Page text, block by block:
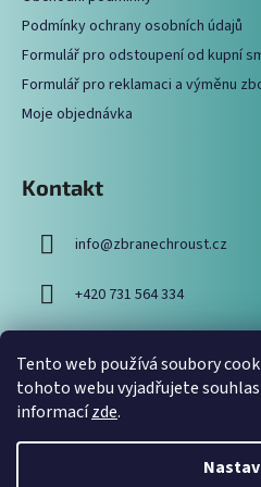
Tento web používá soubory
tohoto webu vyjadřujete
informacízde.
Podmínky ochrany osobních údajů
Formulář pro odstoupení od kupní
Formulář pro reklamaci a výměnu
Moje objednávka
Kontakt
info@zbranechroust.cz
+420 731 564 334
Vyhledávání